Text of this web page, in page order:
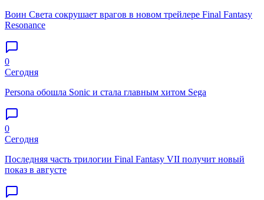
Воин Света сокрушает врагов в новом трейлере Final Fantasy
Resonance
0
Сегодня
Persona обошла Sonic и стала главным хитом Sega
0
Сегодня
Последняя часть трилогии Final Fantasy VII получит новый
показ в августе